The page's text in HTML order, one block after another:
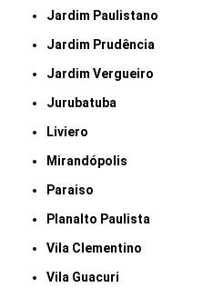
Jardim Paulistano
Jardim Prudência
Jardim Vergueiro
Jurubatuba
Liviero
Mirandópolis
Paraiso
Planalto Paulista
Vila Clementino
Vila Guacuri